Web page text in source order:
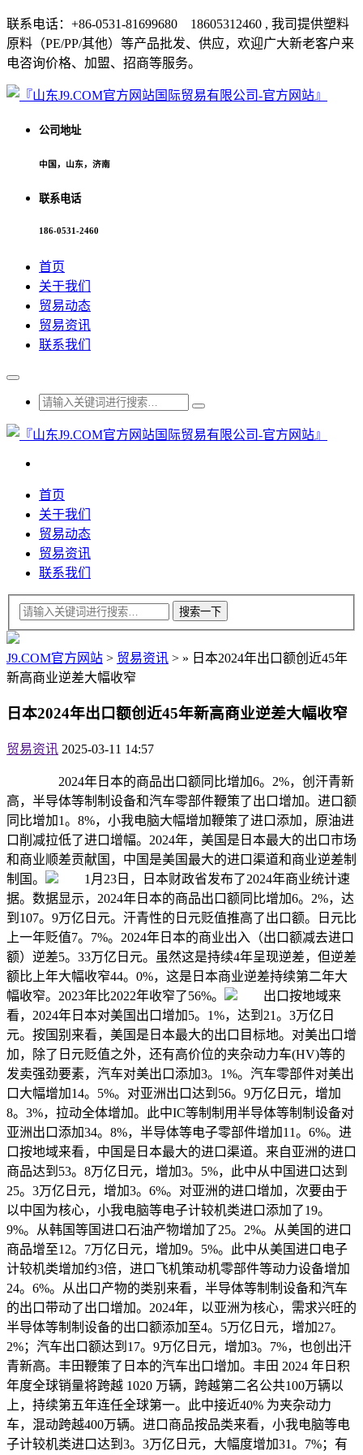
联系电话：+86-0531-81699680 18605312460 , 我司提供塑料
原料（PE/PP/其他）等产品批发、供应，欢迎广大新老客户来
电咨询价格、加盟、招商等服务。
公司地址
中国，山东，济南
联系电话
186-0531-2460
首页
关于我们
贸易动态
贸易资讯
联系我们
首页
关于我们
贸易动态
贸易资讯
联系我们
J9.COM官方网站 > 贸易资讯 > » 日本2024年出口额创近45年
新高商业逆差大幅收窄
日本2024年出口额创近45年新高商业逆差大幅收窄
贸易资讯 2025-03-11 14:57
2024年日本的商品出口额同比增加6。2%，创汗青新
高，半导体等制制设备和汽车零部件鞭策了出口增加。进口额
同比增加1。8%，小我电脑大幅增加鞭策了进口添加，原油进
口削减拉低了进口增幅。2024年，美国是日本最大的出口市场
和商业顺差贡献国，中国是美国最大的进口渠道和商业逆差制
制国。
1月23日，日本财政省发布了2024年商业统计速
据。数据显示，2024年日本的商品出口额同比增加6。2%，达
到107。9万亿日元。汗青性的日元贬值推高了出口额。日元比
上一年贬值7。7%。2024年日本的商业出入（出口额减去进口
额）逆差5。33万亿日元。虽然这是持续4年呈现逆差，但逆差
额比上年大幅收窄44。0%，这是日本商业逆差持续第二年大
幅收窄。2023年比2022年收窄了56%。
出口按地域来
看，2024年日本对美国出口增加5。1%，达到21。3万亿日
元。按国别来看，美国是日本最大的出口目标地。对美出口增
加，除了日元贬值之外，还有高价位的夹杂动力车(HV)等的
发卖强劲要素，汽车对美出口添加3。1%。汽车零部件对美出
口大幅增加14。5%。对亚洲出口达到56。9万亿日元，增加
8。3%，拉动全体增加。此中IC等制制用半导体等制制设备对
亚洲出口添加34。8%，半导体等电子零部件增加11。6%。进
口按地域来看，中国是日本最大的进口渠道。来自亚洲的进口
商品达到53。8万亿日元，增加3。5%，此中从中国进口达到
25。3万亿日元，增加3。6%。对亚洲的进口增加，次要由于
以中国为核心，小我电脑等电子计较机类进口添加了19。
9%。从韩国等国进口石油产物增加了25。2%。从美国的进口
商品增至12。7万亿日元，增加9。5%。此中从美国进口电子
计较机类增加约3倍，进口飞机策动机零部件等动力设备增加
24。6%。从出口产物的类别来看，半导体等制制设备和汽车
的出口带动了出口增加。2024年，以亚洲为核心，需求兴旺的
半导体等制制设备的出口额添加至4。5万亿日元，增加27。
2%；汽车出口额达到17。9万亿日元，增加3。7%，也创出汗
青新高。丰田鞭策了日本的汽车出口增加。丰田 2024 年日积
年度全球销量将跨越 1020 万辆，跨越第二名公共100万辆以
上，持续第五年连任全球第一。此中接近40% 为夹杂动力
车，混动跨越400万辆。进口商品按品类来看，小我电脑等电
子计较机类进口达到3。3万亿日元，大幅度增加31。7%；有